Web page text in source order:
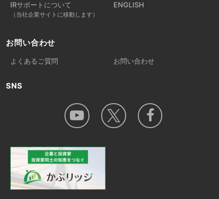
IRサポートについて
（当社企業サイトに移動します）
ENGLISH
お問い合わせ
よくあるご質問 お問い合わせ
SNS